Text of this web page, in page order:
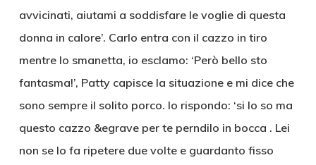
avvicinati, aiutami a soddisfare le voglie di questa
donna in calore’. Carlo entra con il cazzo in tiro
mentre lo smanetta, io esclamo: ‘Però bello sto
fantasma!’, Patty capisce la situazione e mi dice che
sono sempre il solito porco. Io rispondo: ‘si lo so ma
questo cazzo &egrave per te perndilo in bocca . Lei
non se lo fa ripetere due volte e guardanto fisso